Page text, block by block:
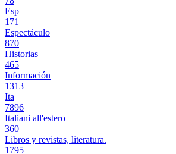
Esp
171
Espectáculo
870
Historias
465
Información
1313
Ita
7896
Italiani all'estero
360
Libros y revistas, literatura.
1795